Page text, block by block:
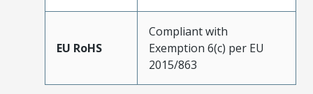
EU RoHS
Compliant with
Exemption 6(c) per EU
2015/863